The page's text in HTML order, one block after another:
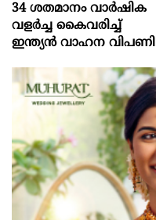
34 ശതമാനം വാർഷിക
വളർച്ച കൈവരിച്ച്
ഇന്ത്യൻ വാഹന വിപണി